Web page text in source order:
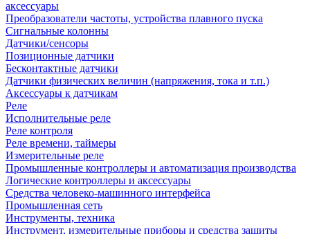
аксессуары
Преобразователи частоты, устройства плавного пуска
Сигнальные колонны
Датчики/сенсоры
Позиционные датчики
Бесконтактные датчики
Датчики физических величин (напряжения, тока и т.п.)
Аксессуары к датчикам
Реле
Исполнительные реле
Реле контроля
Реле времени, таймеры
Измерительные реле
Промышленные контроллеры и автоматизация производства
Логические контроллеры и аксессуары
Средства человеко-машинного интерфейса
Промышленная сеть
Инструменты, техника
Инструмент, измерительные приборы и средства защиты